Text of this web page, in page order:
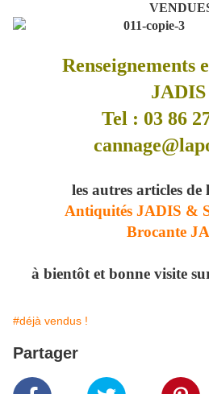
Renseignements
JADIS
Tel : 03 86
les autres articles
Antiquités JADIS &
Brocante
à bientôt et bonne visite
#déjà vendus !
Partager